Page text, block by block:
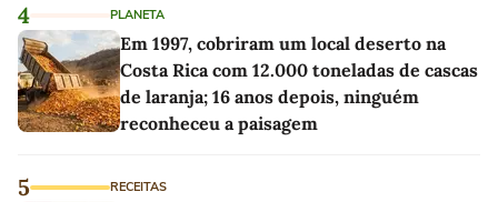
4 PLANETA
Em 1997, cobriram um local deserto na
Costa Rica com 12.000 toneladas de cascas
de laranja; 16 anos depois, ninguém
reconheceu a paisagem
5 RECEITAS